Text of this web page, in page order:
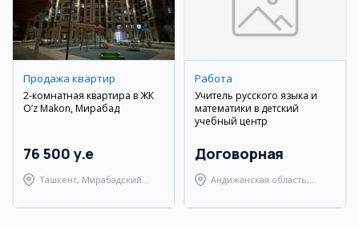
Продажа квартир
2-комнатная квартира в ЖК
O’z Makon, Мирабад
76 500 y.e
Ташкент, Мирабадский
Работа
Учитель русского языка и
математики в детский
учебный центр
Договорная
Андижанская область,